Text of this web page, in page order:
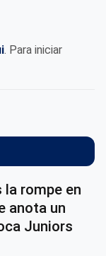
. Para iniciar
la rompe en
anota un
Juniors